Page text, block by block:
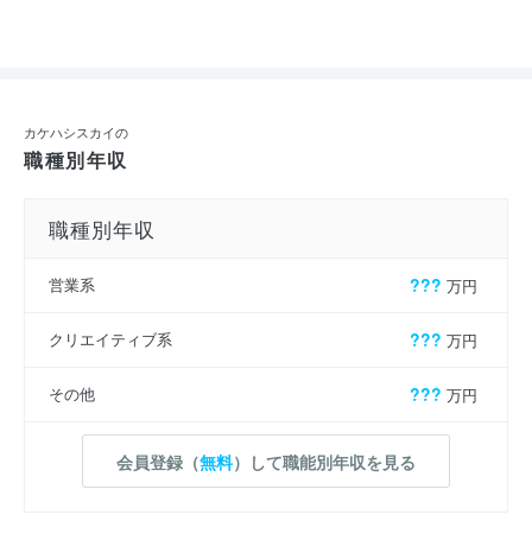
カケハシスカイの
職種別年収
職種別年収
営業系 ??? 万円
クリエイティブ系 ??? 万円
その他 ??? 万円
会員登録（無料）して職能別年収を見る